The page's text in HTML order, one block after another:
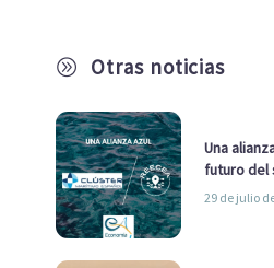
A Otras noticias
Una
futuro del
29 de julio